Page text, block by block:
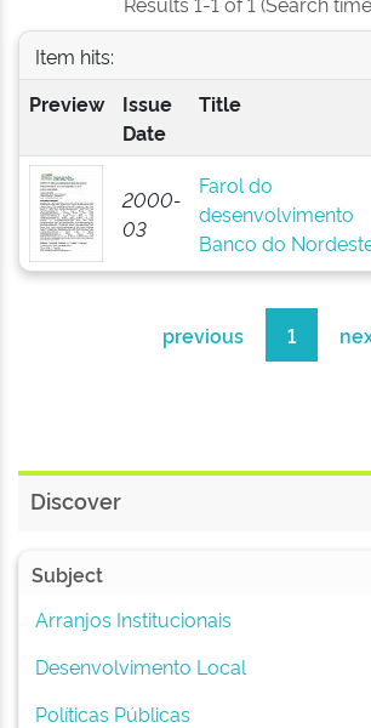
Item hits:
Preview
Issue
Date
Title
2000-
03
Farol do
desenvolvimento
Banco do
previous 1
Discover
Subject
Arranjos Institucionais
Desenvolvimento Local
Políticas Públicas